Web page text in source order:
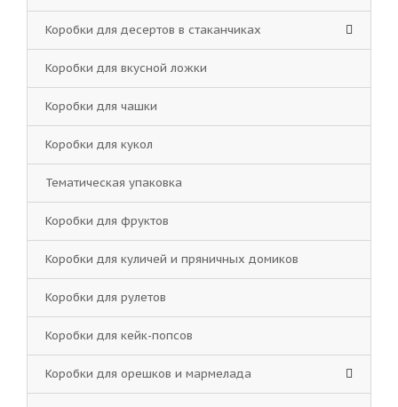
Коробки для десертов в стаканчиках
Коробки для вкусной ложки
Коробки для чашки
Коробки для кукол
Тематическая упаковка
Коробки для фруктов
Коробки для куличей и пряничных домиков
Коробки для рулетов
Коробки для кейк-попсов
Коробки для орешков и мармелада